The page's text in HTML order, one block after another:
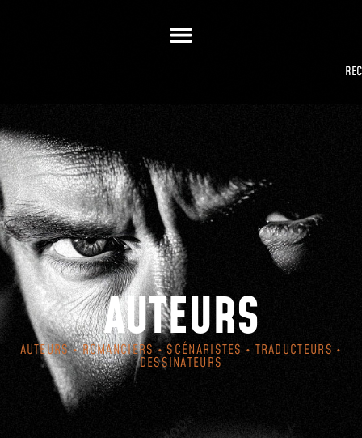
AUTEURS
AUTEURS • ROMANCIERS • SCÉNARISTES • TRADUCTEURS •
DESSINATEURS